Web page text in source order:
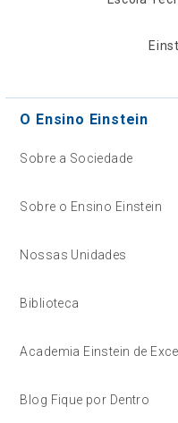
O Ensino Einstein
Sobre a Sociedade
Sobre o Ensino Einstein
Nossas Unidades
Biblioteca
Academia Einstein de
Blog Fique por Dentro